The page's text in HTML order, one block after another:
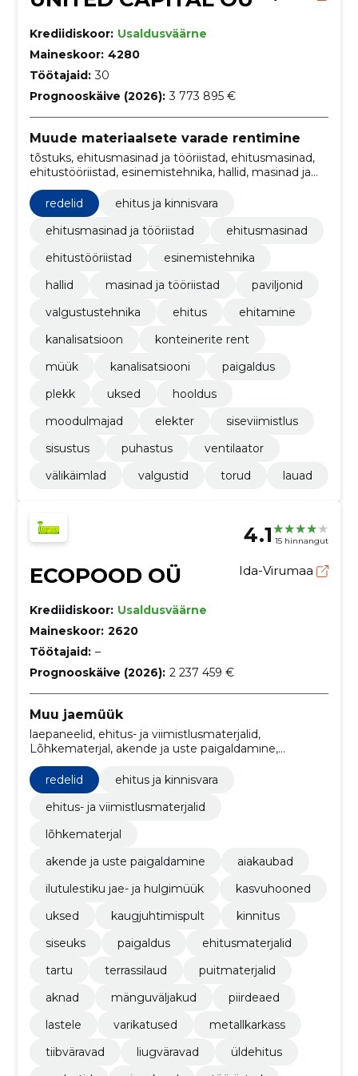
Krediidiskoor: Usaldusväärne
Maineskoor: 4280
Töötajaid: 30
Prognooskäive (2026): 3 773 895 €
Muude materiaalsete varade rentimine
tõstuks, ehitusmasinad ja tööriistad, ehitusmasinad,
ehitustööriistad, esinemistehnika, hallid, masinad ja
tööriistad, paviljonid, valgustustehnika, Moodul- ja
teisaldatavad ehitised
redelid
ehitus ja kinnisvara
ehitusmasinad ja tööriistad
ehitusmasinad
ehitustööriistad
esinemistehnika
hallid
masinad ja tööriistad
paviljonid
valgustustehnika
ehitus
ehitamine
kanalisatsioon
konteinerite rent
müük
kanalisatsiooni
paigaldus
plekk
uksed
hooldus
moodulmajad
elekter
siseviimistlus
sisustus
puhastus
ventilaator
välikäimlad
valgustid torud lauad
4.1 15 hinnangut
ECOPOOD OÜ Ida-Virumaa
Krediidiskoor: Usaldusväärne
Maineskoor: 2620
Töötajaid: –
Prognooskäive (2026): 2 237 459 €
Muu jaemüük
laepaneelid, ehitus- ja viimistlusmaterjalid,
Lõhkematerjal, akende ja uste paigaldamine,
Aiakaubad, ilutulestiku jae- ja hulgimüük,
kasvuhooned, uksed, kaugjuhtimispult, kinnitus
redelid
ehitus ja kinnisvara
ehitus- ja viimistlusmaterjalid
lõhkematerjal
akende ja uste paigaldamine
aiakaubad
ilutulestiku jae- ja hulgimüük
kasvuhooned
uksed
kaugjuhtimispult
kinnitus
siseuks
paigaldus
ehitusmaterjalid
tartu
terrassilaud
puitmaterjalid
aknad
mänguväljakud
piirdeaed
lastele
varikatused
metallkarkass
tiibväravad
liugväravad
üldehitus